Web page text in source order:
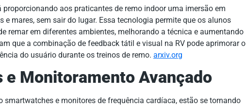
proporcionando aos praticantes de remo indoor uma imersão em
e mares, sem sair do lugar. Essa tecnologia permite que os alunos
remar em diferentes ambientes, melhorando a técnica e aumentando
que a combinação de feedback tátil e visual na RV pode aprimorar o
do usuário durante os treinos de remo. arxiv.org
e Monitoramento Avançado
smartwatches e monitores de frequência cardíaca, estão se tornando